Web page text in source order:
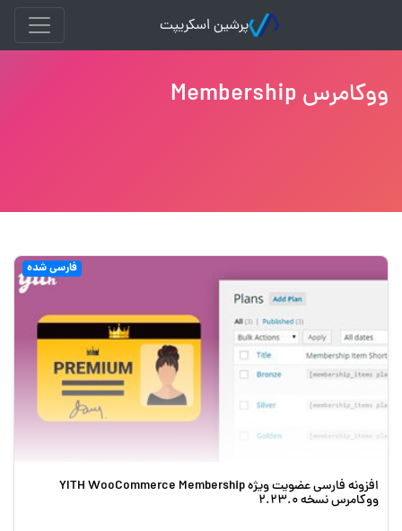
پرشین اسکریپت
ووکامرس Membership
فارسی شده
افزونه فارسی عضویت ویژه YITH WooCommerce Membership
ووکامرس نسخه 2.23.0